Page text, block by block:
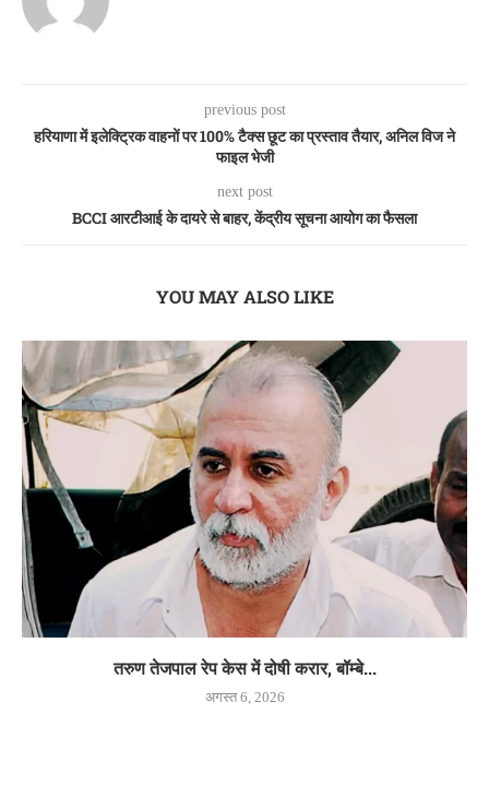
previous post
हरियाणा में इलेक्ट्रिक वाहनों पर 100% टैक्स छूट का प्रस्ताव तैयार, अनिल विज ने
फाइल भेजी
next post
BCCI आरटीआई के दायरे से बाहर, केंद्रीय सूचना आयोग का फैसला
YOU MAY ALSO LIKE
तरुण तेजपाल रेप केस में दोषी करार, बॉम्बे...
अगस्त 6, 2026